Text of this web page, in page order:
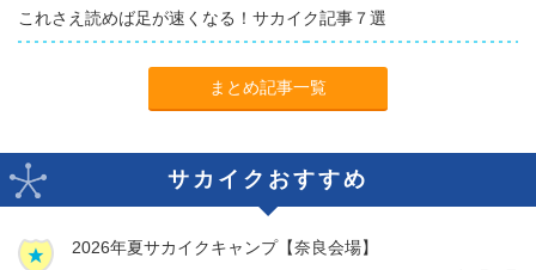
これさえ読めば足が速くなる！サカイク記事７選
まとめ記事一覧
サカイクおすすめ
2026年夏サカイクキャンプ【奈良会場】